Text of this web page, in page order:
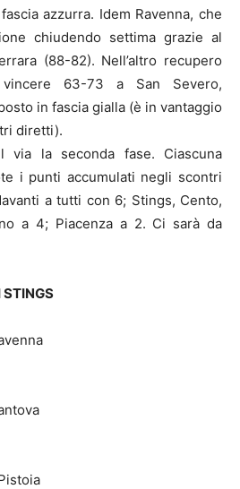
azzurra. Idem Ravenna, che
chiudendo settima grazie al
(88-82). Nell’altro recupero
63-73 a San Severo,
in fascia gialla (è in vantaggio
diretti).
via la seconda fase. Ciascuna
i punti accumulati negli scontri
a tutti con 6; Stings, Cento,
a 4; Piacenza a 2. Ci sarà da
STINGS